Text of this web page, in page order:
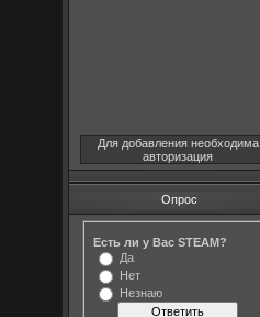
Для добавления необходима
авторизация
Опрос
Есть ли у Вас STEAM?
Да
Нет
Незнаю